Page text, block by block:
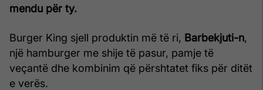
mendu për ty.
Burger King sjell produktin më të ri, Barbekjuti-n,
një hamburger me shije të pasur, pamje të
veçantë dhe kombinim që përshtatet fiks për ditët
e verës.